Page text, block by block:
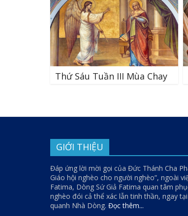
Thứ Sáu Tuần III Mùa Chay
GIỚI THIỆU
Đáp ứng lời mời gọi của Đức Thánh Cha
Giáo hội nghèo cho người nghèo”, ngoài
Fatima, Dòng Sứ Giả Fatima quan tâm
nghèo đói cả thể xác lẫn tinh thần, ngay
quanh Nhà Dòng. Đọc thêm...